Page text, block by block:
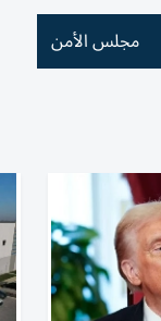
مجلس الأمن